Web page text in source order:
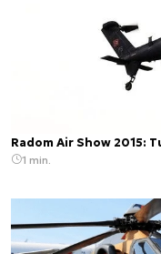
Radom Air Show 2015:
1 min.